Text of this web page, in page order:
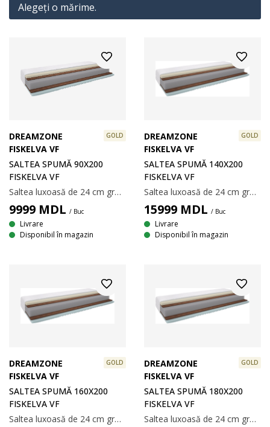
Alegeţi o mărime.
DREAMZONE
FISKELVA VF
GOLD
SALTEA SPUMĂ 90X200
FISKELVA VF
Saltea luxoasă de 24 cm grosime, u 7 zone de confort ce oferă suport unic și corect din punct de vedere ergonomic. Căptușit cu nucă de cocos de 3 cm, spumă de rezistență înaltă de 4 cm, spumă de poliester de 12 cm și 4cm spuma cu memorie AIR, ce se mulează rapid și perfect pe conturul corpului. Partea profilată a saltelei are un efect de ventilație liniștitor. Husa elastica lavabila. Procesat cu Aloe Vera, care face husa foarte moale chiar și după spălare. 90x200 cm.
9999 MDL / Buc
Livrare
Disponibil în magazin
DREAMZONE
FISKELVA VF
GOLD
SALTEA SPUMĂ 140X200
FISKELVA VF
Saltea luxoasă de 24 cm grosime, u 7 zone de confort ce oferă suport unic și corect din punct de vedere ergonomic. Căptușit cu nucă de cocos de 3 cm, spumă de rezistență înaltă de 4 cm, spumă de poliester de 12 cm și 4cm spuma cu memorie AIR, ce se mulează rapid și perfect pe conturul corpului. Partea profilată a saltelei are un efect de ventilație liniștitor. Husa elastica lavabila. Procesat cu Aloe Vera, care face husa foarte moale chiar și după spălare. 140x200 cm.
15999 MDL / Buc
Livrare
Disponibil în magazin
DREAMZONE
FISKELVA VF
GOLD
SALTEA SPUMĂ 160X200
FISKELVA VF
Saltea luxoasă de 24 cm grosime, u 7 zone de confort ce oferă suport unic și corect din punct de vedere ergonomic. Căptușit cu nucă de cocos de 3 cm, spumă de rezistență înaltă de 4 cm, spumă de poliester de 12 cm și 4cm spuma cu memorie AIR, ce se mulează rapid și perfect pe conturul corpului. Partea profilată a saltelei are un efect de ventilație liniștitor. Husa elastica lavabila. Procesat cu Aloe Vera, care face husa foarte moale chiar și după spălare. 140x200 cm.
DREAMZONE
FISKELVA VF
GOLD
SALTEA SPUMĂ 180X200
FISKELVA VF
Saltea luxoasă de 24 cm grosime, u 7 zone de confort ce oferă suport unic și corect din punct de vedere ergonomic. Căptușit cu nucă de cocos de 3 cm, spumă de rezistență înaltă de 4 cm, spumă de poliester de 12 cm și 4cm spuma cu memorie AIR, ce se mulează rapid și perfect pe conturul corpului. Partea profilată a saltelei are un efect de ventilație liniștitor. Husa elastica lavabila. Procesat cu Aloe Vera, care face husa foarte moale chiar și după spălare. 140x200 cm.